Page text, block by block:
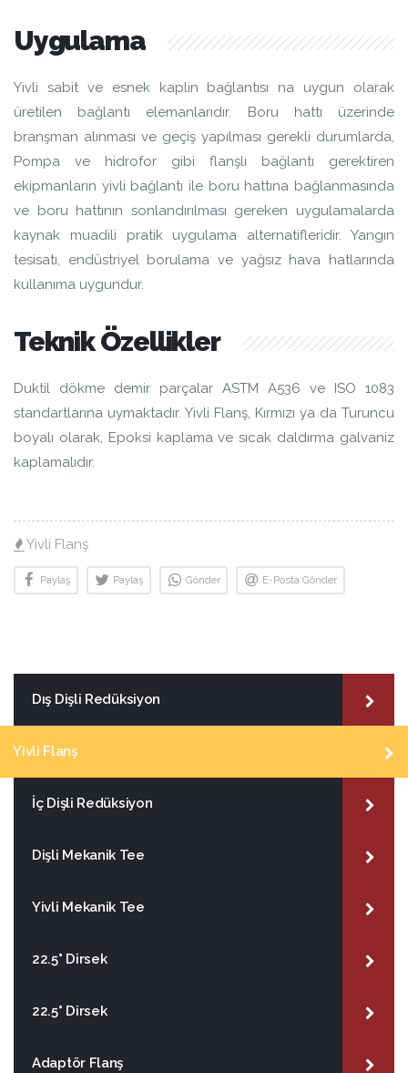
Uygulama
Yivli sabit ve esnek kaplin bağlantısı na uygun olarak
üretilen bağlantı elemanlarıdır. Boru hattı üzerinde
branşman alınması ve geçiş yapılması gerekli durumlarda,
Pompa ve hidrofor gibi flanşlı bağlantı gerektiren
ekipmanların yivli bağlantı ile boru hattına bağlanmasında
ve boru hattının sonlandırılması gereken uygulamalarda
kaynak muadili pratik uygulama alternatifleridir. Yangın
tesisatı, endüstriyel borulama ve yağsız hava hatlarında
kullanıma uygundur.
Teknik Özellikler
Duktil dökme demir parçalar ASTM A536 ve ISO 1083
standartlarına uymaktadır. Yivli Flanş, Kırmızı ya da Turuncu
boyalı olarak, Epoksi kaplama ve sıcak daldırma galvaniz
kaplamalıdır.
Yivli Flanş
Paylaş Paylaş Gönder E-Posta Gönder
Dış Dişli Redüksiyon
Yivli Flanş
İç Dişli Redüksiyon
Dişli Mekanik Tee
Yivli Mekanik Tee
22.5° Dirsek
22.5° Dirsek
Adaptör Flanş